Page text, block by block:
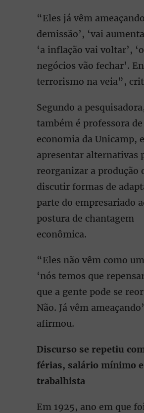
“Eles já vêm
demissão’, ‘vai
‘a inflação vai voltar’,
negócios vão fechar’.
terrorismo na veia”,
Segundo a
também é professora de
economia da Unicamp,
apresentar alternativas
reorganizar a produção
discutir formas de
parte do empresariado
postura de chantagem
econômica.
“Eles não vêm como
‘nós temos que
que a gente pode se
Não. Já vêm
afirmou.
Discurso se repetiu
férias, salário mínimo
trabalhista
Em 1925, ano em que